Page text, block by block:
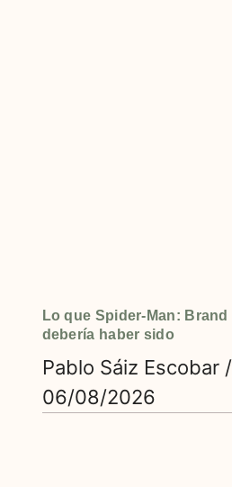
Lo que Spider-Man: Brand
debería haber sido
Pablo Sáiz Escobar
06/08/2026